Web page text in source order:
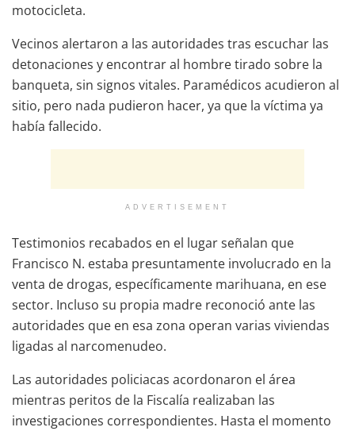
motocicleta.
Vecinos alertaron a las autoridades tras escuchar las
detonaciones y encontrar al hombre tirado sobre la
banqueta, sin signos vitales. Paramédicos acudieron al
sitio, pero nada pudieron hacer, ya que la víctima ya
había fallecido.
ADVERTISEMENT
Testimonios recabados en el lugar señalan que
Francisco N. estaba presuntamente involucrado en la
venta de drogas, específicamente marihuana, en ese
sector. Incluso su propia madre reconoció ante las
autoridades que en esa zona operan varias viviendas
ligadas al narcomenudeo.
Las autoridades policiacas acordonaron el área
mientras peritos de la Fiscalía realizaban las
investigaciones correspondientes. Hasta el momento